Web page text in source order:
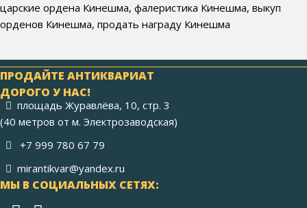
царские ордена Кинешма, фалеристика Кинешма, выкуп
орденов Кинешма, продать награду Кинешма
ПРОДАЙТЕ АНТИКВАРИАТ
ДОРОГО У НАС!
площадь Журавлёва, 10, стр. 3
(40 метров от м. Электрозаводская)
+7 999 780 67 79
mirantikvar@yandex.ru
МЫ В СОЦИАЛЬНЫХ СЕТЯХ: